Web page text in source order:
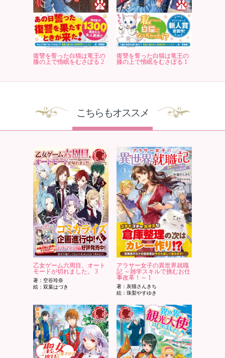
復讐を誓った白猫は竜王の
膝の上で惰眠をむさぼる 2
復讐を誓った白猫は竜王の
膝の上で惰眠をむさぼる 1
こちらもオススメ
乙女ゲーム六周目、オート
モードが切れました。 3
著：空谷玲奈
絵：双葉はづき
アラサー女子の異世界就職
記 ～雑学スキルで挑むお仕
事改革！～ 1
著：灰猫さんきち
絵：珠梨やすゆき